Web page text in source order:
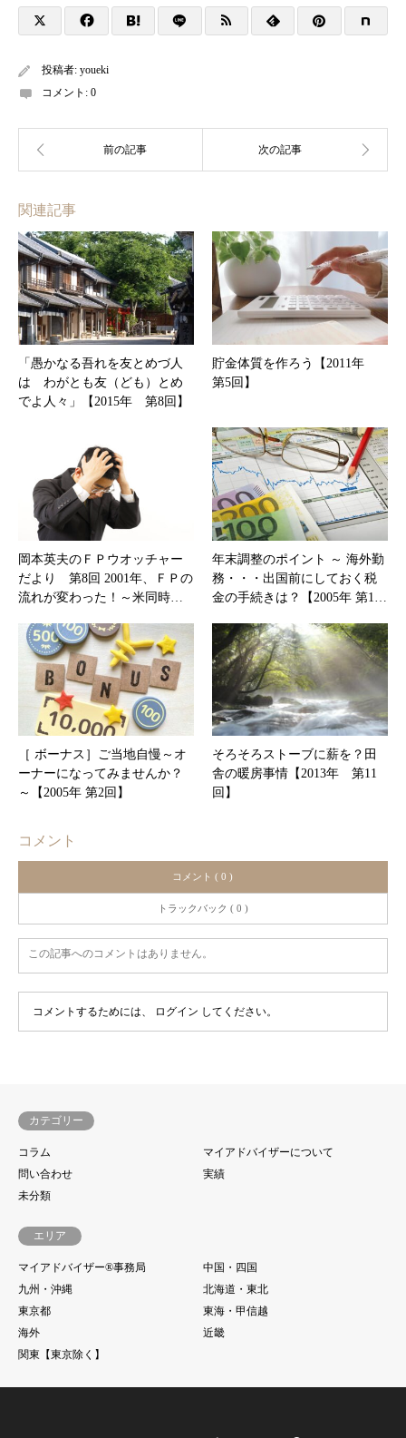
投稿者: youeki
コメント: 0
関連記事
「愚かなる吾れを友とめづ人
は わがとも友（ども）とめ
でよ人々」【2015年 第8回】
貯金体質を作ろう【2011年
第5回】
岡本英夫のＦＰウオッチャー
だより 第8回 2001年、ＦＰの
流れが変わった！～米同時…
年末調整のポイント ～ 海外勤
務・・・出国前にしておく税
金の手続きは？【2005年 第1…
［ ボーナス］ご当地自慢～オ
ーナーになってみませんか？
～【2005年 第2回】
そろそろストーブに薪を？田
舎の暖房事情【2013年 第11
回】
コメント
コメント ( 0 )
トラックバック ( 0 )
この記事へのコメントはありません。
コメントするためには、 ログイン してください。
カテゴリー
コラム
マイアドバイザーについて
問い合わせ
実績
未分類
エリア
マイアドバイザー®事務局
中国・四国
九州・沖縄
北海道・東北
東京都
東海・甲信越
海外
近畿
関東【東京除く】